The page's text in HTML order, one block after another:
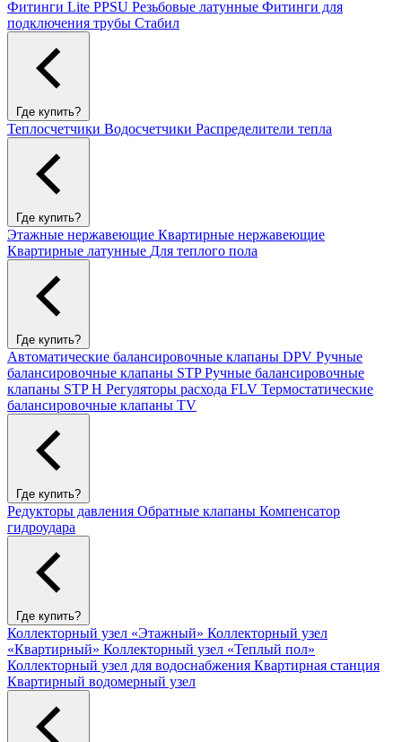
Фитинги Lite PPSU Резьбовые латунные Фитинги для
подключения трубы Стабил
Где купить?
Теплосчетчики Водосчетчики Распределители тепла
Где купить?
Этажные нержавеющие Квартирные нержавеющие
Квартирные латунные Для теплого пола
Где купить?
Автоматические балансировочные клапаны DPV Ручные
балансировочные клапаны STPРучные балансировочные
клапаны STP H Регуляторы расхода FLV Термостатические
балансировочные клапаны TV
Где купить?
Редукторы давления Обратные клапаны Компенсатор
гидроудара
Где купить?
Коллекторный узел «Этажный» Коллекторный узел
«Квартирный» Коллекторный узел «Теплый пол»
Коллекторный узел для водоснабжения Квартирная станция
Квартирный водомерный узел